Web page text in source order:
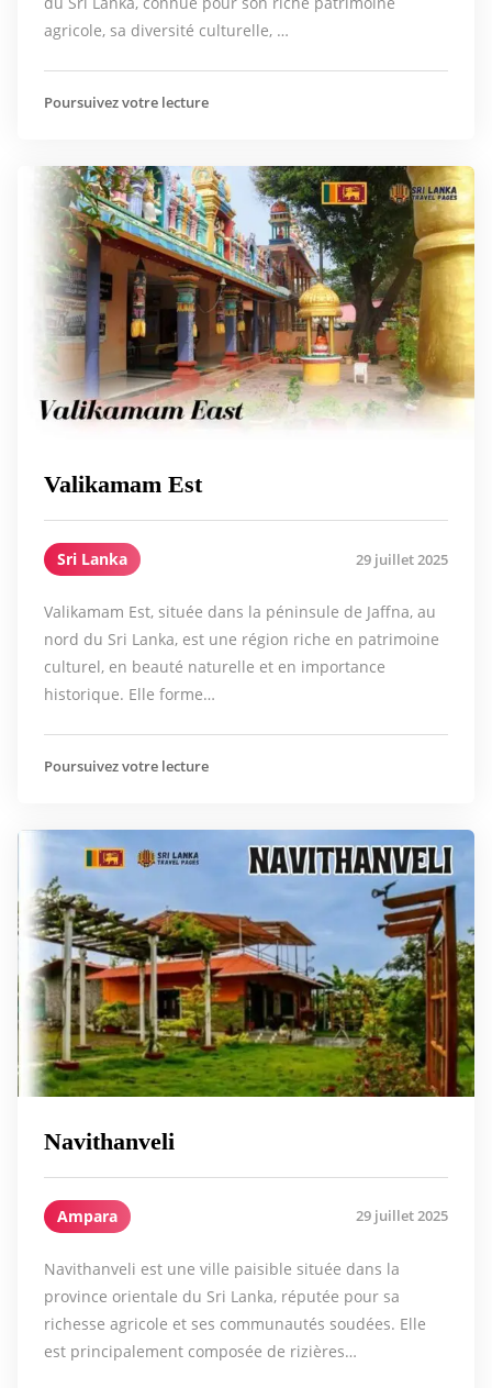
agricole, sa diversité culturelle, …
Poursuivez votre lecture
Valikamam Est
Sri Lanka 29 juillet 2025
Valikamam Est, située dans la péninsule de Jaffna, au
nord du Sri Lanka, est une région riche en patrimoine
culturel, en beauté naturelle et en importance
historique. Elle forme…
Poursuivez votre lecture
Navithanveli
Ampara 29 juillet 2025
Navithanveli est une ville paisible située dans la
province orientale du Sri Lanka, réputée pour sa
richesse agricole et ses communautés soudées. Elle
est principalement composée de rizières…